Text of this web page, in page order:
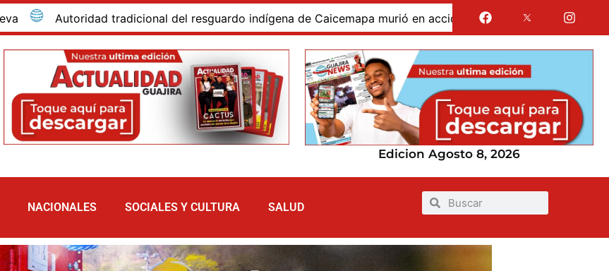
Autoridad tradicional del resguardo indígena de Caicemapa murió en accidente de tránsito en la vía San Juan
Edicion Agosto 8, 2026
NACIONALES SOCIALES Y CULTURA SALUD